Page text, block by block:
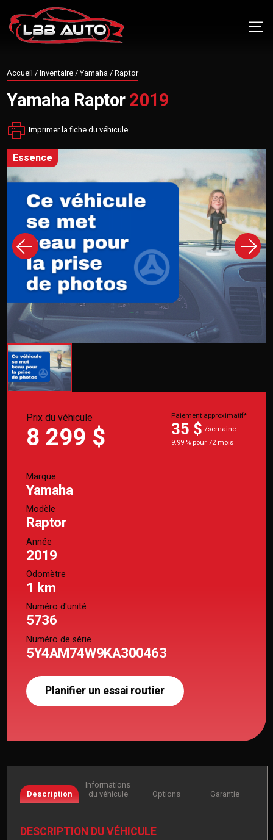
Accueil /Inventaire/Yamaha/Raptor
Yamaha Raptor2019
Imprimer la fiche du véhicule
essence
Prix du véhicule
8 299 $
Paiement approximatif*
35 $ /semaine
9.99 % pour 72 mois
Marque
Yamaha
Modèle
Raptor
Année
2019
Odomètre
1 km
Numéro d'unité
5736
Numéro de série
5Y4AM74W9KA300463
Planifier un essai routier
Description
Informations
du véhicule
Options Garantie
DESCRIPTION DU VÉHICULE